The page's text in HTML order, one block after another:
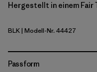
Hergestellt in einem
Black
BLK| Modell-Nr. 44427
Passform